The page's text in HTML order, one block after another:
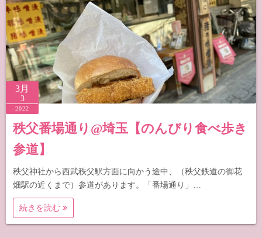
3月
3
2022
秩父番場通り@埼玉【のんびり食べ歩き
参道】
秩父神社から西武秩父駅方面に向かう途中、（秩父鉄道の御花
畑駅の近くまで）参道があります。「番場通り」…
続きを読む